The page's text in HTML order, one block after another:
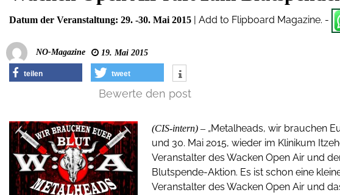
Datum der Veranstaltung: 29. -30. Mai 2015 Add to Flipboard Magazine. -
NO-Magazine 19. Mai 2015
teilen tweet
Bewerte den post
(CIS-intern) – „Metalheads, wir brauchen
und 30. Mai 2015, wieder im Klinikum
Veranstalter des Wacken Open Air und
Blutspende-Aktion. Es ist schon eine
Veranstalter des Wacken Open Air und